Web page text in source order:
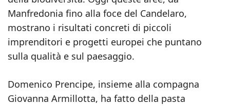
Manfredonia fino alla foce del Candelaro,
mostrano i risultati concreti di piccoli
imprenditori e progetti europei che puntano
sulla qualità e sul paesaggio.
Domenico Prencipe, insieme alla compagna
Giovanna Armillotta, ha fatto della pasta